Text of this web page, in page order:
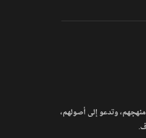
وتدعو إلى أصولهم،